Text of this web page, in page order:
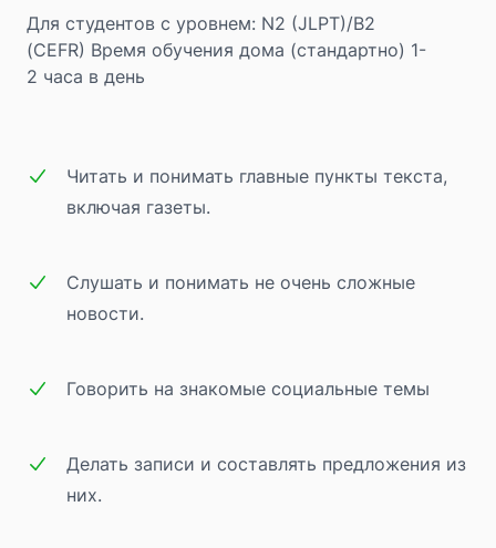
Для студентов с уровнем: N2 (JLPT)/B2
(CEFR) Время обучения дома (стандартно) 1-
2 часа в день
Читать и понимать главные пункты текста,
включая газеты.
Слушать и понимать не очень сложные
новости.
Говорить на знакомые социальные темы
Делать записи и составлять предложения из
них.